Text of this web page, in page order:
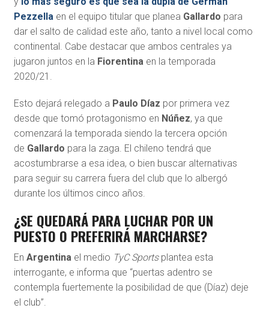
Pezzella en el equipo titular que planea Gallardo para
dar el salto de calidad este año, tanto a nivel local como
continental. Cabe destacar que ambos centrales ya
jugaron juntos en la Fiorentina en la temporada
2020/21.
Esto dejará relegado a Paulo Díaz por primera vez
desde que tomó protagonismo en Núñez, ya que
comenzará la temporada siendo la tercera opción
de Gallardo para la zaga. El chileno tendrá que
acostumbrarse a esa idea, o bien buscar alternativas
para seguir su carrera fuera del club que lo albergó
durante los últimos cinco años.
¿SE QUEDARÁ PARA LUCHAR POR UN
PUESTO O PREFERIRÁ MARCHARSE?
En Argentina el medio TyC Sportsplantea esta
interrogante, e informa que “puertas adentro se
contempla fuertemente la posibilidad de que (Díaz) deje
el club”.